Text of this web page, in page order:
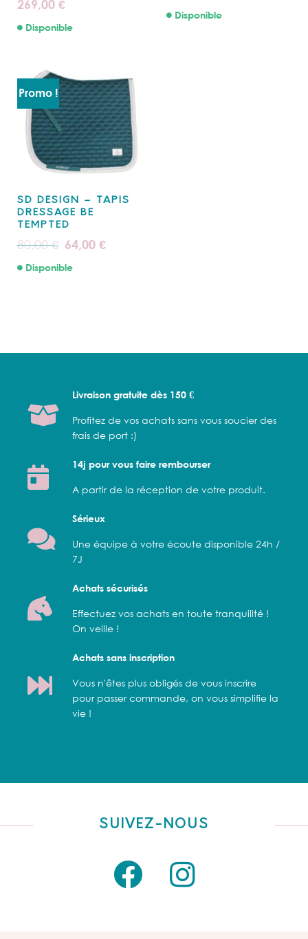
269,00 €
Disponible
Disponible
Promo !
SD DESIGN – TAPIS
DRESSAGE BE
TEMPTED
80,00€ Le
prix
était :
64,00€Le
prix
Disponible
Livraison gratuite dès 150 €
Profitez de vos achats sans vous soucier des
frais de port :)
14j pour vous faire rembourser
A partir de la réception de votre produit.
Sérieux
Une équipe à votre écoute disponible 24h /
7J
Achats sécurisés
Effectuez vos achats en toute tranquilité !
On veille !
Achats sans inscription
Vous n'êtes plus obligés de vous inscrire
pour passer commande, on vous simplifie la
vie !
SUIVEZ-NOUS